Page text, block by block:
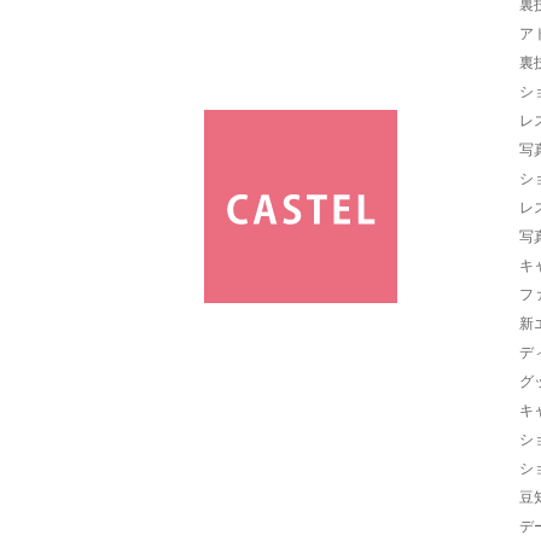
裏
ア
裏
シ
レ
写
シ
レ
写
キ
フ
新
デ
グ
キ
シ
シ
豆
デ